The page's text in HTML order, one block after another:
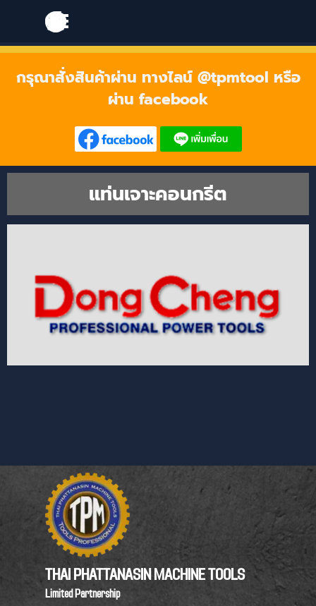
Skip menu
Skip menu
กรุณาสั่งสินค้าผ่าน ทางไลน์ @tpmtool หรือ
ผ่าน facebook
แท่นเจาะคอนกรีต
THAI PHATTANASIN MACHINE TOOLS
Limited Partnership